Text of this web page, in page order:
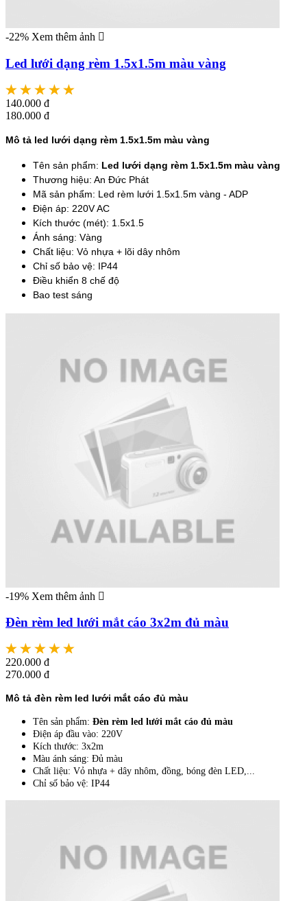
-22% Xem thêm ảnh
Led lưới dạng rèm 1.5x1.5m màu vàng
140.000 đ
180.000 đ
Mô tả led lưới dạng rèm 1.5x1.5m màu vàng
Tên sản phẩm: Led lưới dạng rèm 1.5x1.5m màu vàng
Thương hiệu: An Đức Phát
Mã sản phẩm: Led rèm lưới 1.5x1.5m vàng - ADP
Điện áp: 220V AC
Kích thước (mét): 1.5x1.5
Ánh sáng: Vàng
Chất liệu: Vỏ nhựa + lõi dây nhôm
Chỉ số bảo vệ: IP44
Điều khiển 8 chế độ
Bao test sáng
-19% Xem thêm ảnh
Đèn rèm led lưới mắt cáo 3x2m đủ màu
220.000 đ
270.000 đ
Mô tả đèn rèm led lưới mắt cáo đủ màu
Tên sản phẩm: Đèn rèm led lưới mắt cáo đủ màu
Điện áp đầu vào: 220V
Kích thước: 3x2m
Màu ánh sáng: Đủ màu
Chất liệu: Vỏ nhựa + dây nhôm, đồng, bóng đèn LED,...
Chỉ số bảo vệ: IP44